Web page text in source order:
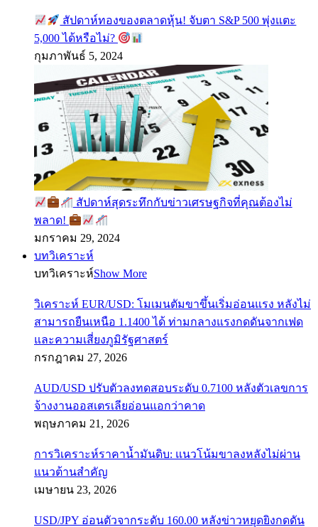
สัปดาห์ทองของตลาดหุ้น! จับตา S&P 500 พุ่งแตะ
5,000 ได้หรือไม่?
กุมภาพันธ์ 5, 2024
สัปดาห์สุดระทึกกับข่าวเศรษฐกิจที่คุณต้องไม่
พลาด!
มกราคม 29, 2024
บทวิเคราะห์
บทวิเคราะห์Show More
วิเคราะห์ EUR/USD: โมเมนตัมขาขึ้นเริ่มอ่อนแรง หลังไม่
สามารถยืนเหนือ 1.1400 ได้ ท่ามกลางแรงกดดันจากเฟด
และความเสี่ยงภูมิรัฐศาสตร์
กรกฎาคม 27, 2026
AUD/USD ปรับตัวลงทดสอบระดับ 0.7100 หลังตัวเลขการ
จ้างงานออสเตรเลียอ่อนแอกว่าคาด
พฤษภาคม 21, 2026
การวิเคราะห์ราคาน้ำมันดิบ: แนวโน้มขาลงหลังไม่ผ่าน
แนวต้านสำคัญ
เมษายน 23, 2026
USD/JPY อ่อนตัวจากระดับ 160.00 หลังข่าวหยุดยิงกดดัน